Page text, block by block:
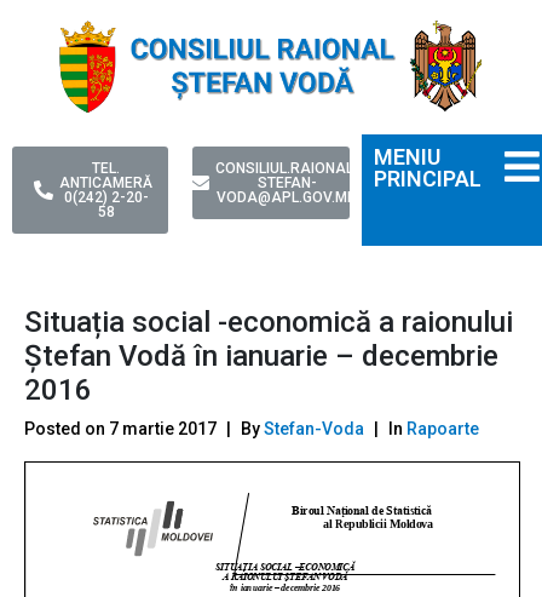
TEL.
ANTICAMERĂ
0(242) 2-20-
58
CONSILIUL.RAIONAL-
STEFAN-
VODA@APL.GOV.MD
MENIU
PRINCIPAL
Situația social -economică a raionului
Ştefan Vodă în ianuarie – decembrie
2016
Posted on 7 martie 2017 ByStefan-Voda In Rapoarte